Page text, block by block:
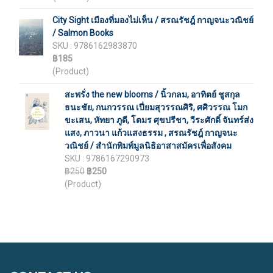
City Sight เมืองที่มองไม่เห็น / สรณรัชฎ์ กาญจนะวณิชย์
/ Salmon Books
SKU : 9786162983870
฿185
(Product)
สะพรั่ง the new blooms / นิ้วกลม, อาทิตย์ ชูสกุล
ธนะชัย, กนกวรรณ เปี่ยมสุวรรณศิริ, ศศิวรรณ โมก
ขะเสน, หัทยา ภูดี, โตมร ศุขปรีชา, วีระศักดิ์ จันทร์ส่ง
แสง, ภาวนา แก้วแสงธรรม , สรณรัชฎ์ กาญจนะ
วณิชย์ / สำนักพิมพ์มูลนิธิอาสาสมัครเพื่อสังคม
SKU : 9786167290973
฿250 ฿250
(Product)